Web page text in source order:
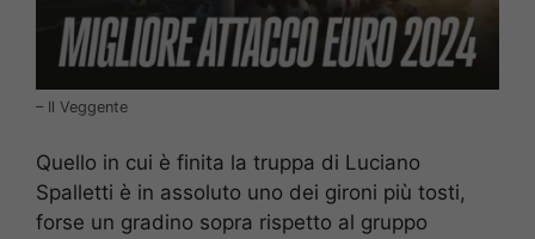
– Il Veggente
Quello in cui è finita la truppa di Luciano
Spalletti è in assoluto uno dei gironi più tosti,
forse un gradino sopra rispetto al gruppo